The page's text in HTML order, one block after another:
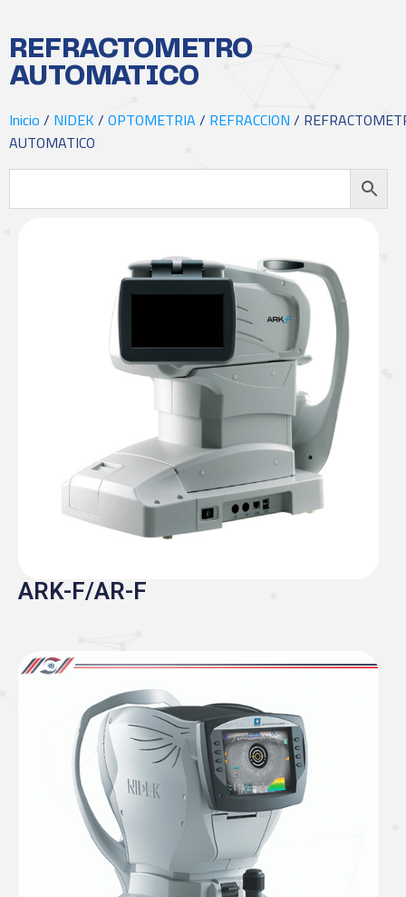
REFRACTOMETRO
AUTOMATICO
Inicio/ NIDEK/OPTOMETRIA/ REFRACCION/
AUTOMATICO
ARK-F/AR-F